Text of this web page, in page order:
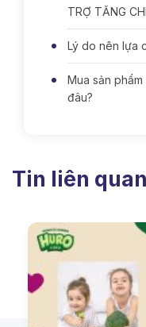
TRỢ TĂNG
Lý do nên lựa
Mua sản
đâu?
Tin liên quan